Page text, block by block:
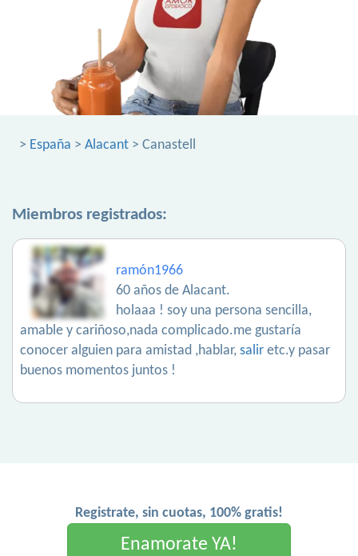
> España > Alacant > Canastell
Miembros registrados:
ramón1966
60 años de Alacant.
holaaa ! soy una persona sencilla,
amable y cariñoso,nada complicado.me gustaría
conocer alguien para amistad ,hablar, salir etc.y pasar
buenos momentos juntos !
Registrate, sin cuotas, 100% gratis!
Enamorate YA!